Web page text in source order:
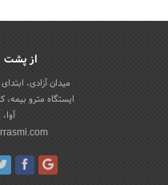
از پشت
میدان آزادی،
ایستگاه مترو بیمه،